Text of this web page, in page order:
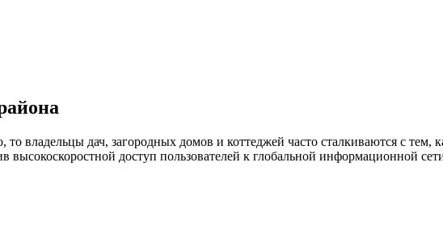
владельцы дач, загородных домов и коттеджей часто сталкиваются с тем,
доступ пользователей к глобальной информационной